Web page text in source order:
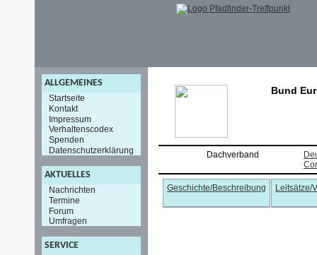
ALLGEMEINES
Startseite
Kontakt
Impressum
Verhaltenscodex
Spenden
Datenschutzerklärung
AKTUELLES
Nachrichten
Termine
Forum
Umfragen
SERVICE
Bund
Dachverband
Geschichte/Beschreibung Leitsätze/